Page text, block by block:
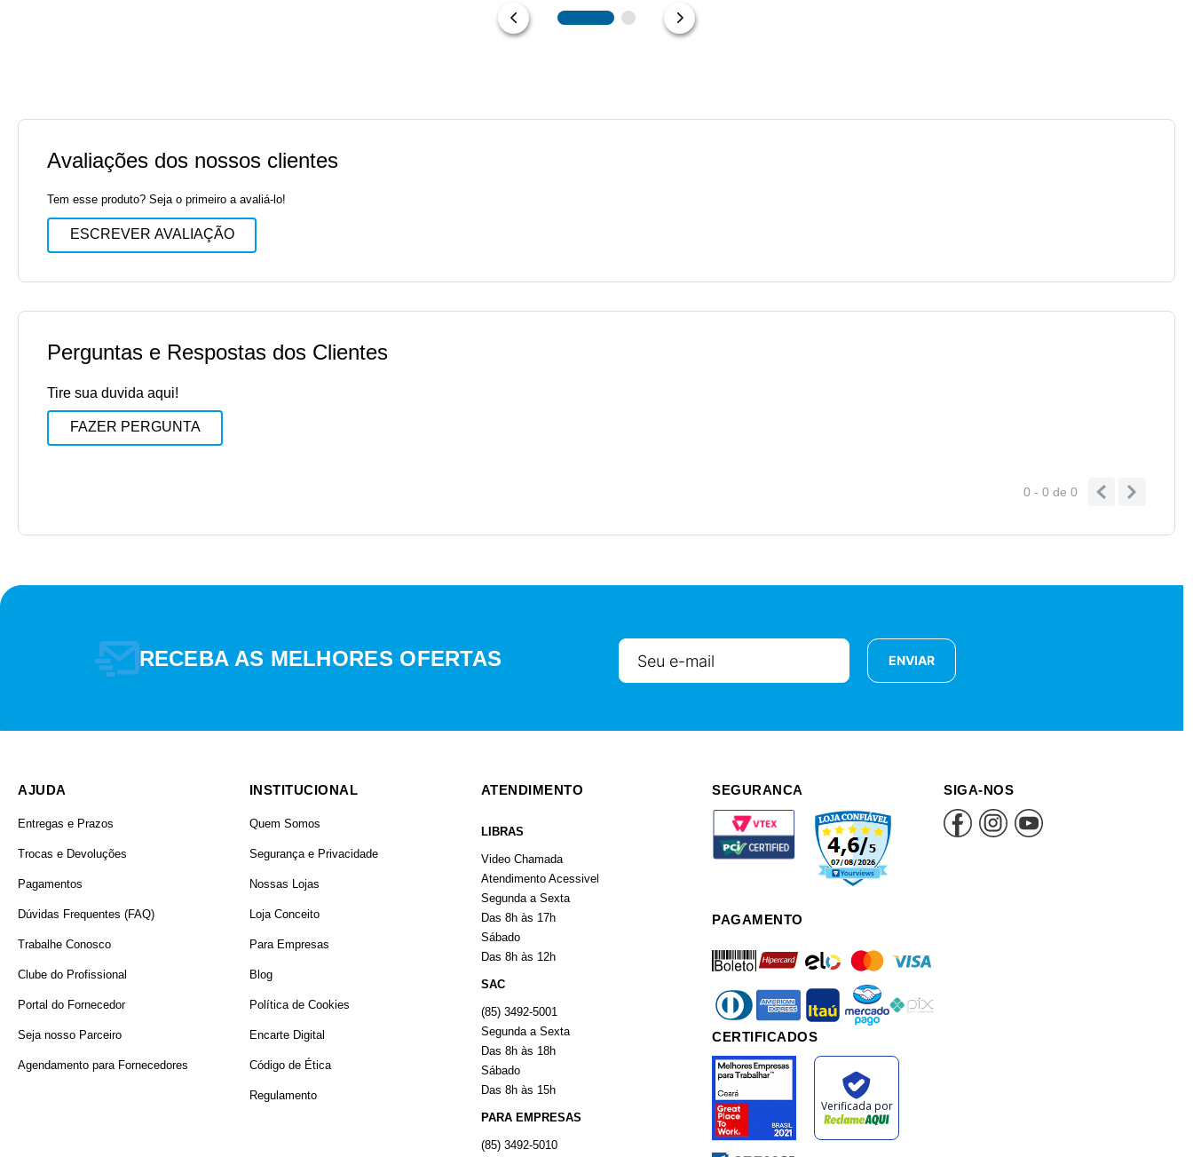
Avaliações dos nossos clientes
Tem esse produto? Seja o primeiro a avaliá-lo!
ESCREVER AVALIAÇÃO
Perguntas e Respostas dos Clientes
Tire sua duvida aqui!
FAZER PERGUNTA
0 - 0 de 0
RECEBA AS MELHORES OFERTAS ENVIAR
AJUDA
Entregas e Prazos
Trocas e Devoluções
Pagamentos
Dúvidas Frequentes (FAQ)
Trabalhe Conosco
Clube do Profissional
Portal do Fornecedor
Seja nosso Parceiro
Agendamento para Fornecedores
INSTITUCIONAL
Quem Somos
Segurança e Privacidade
Nossas Lojas
Loja Conceito
Para Empresas
Blog
Política de Cookies
Encarte Digital
Código de Ética
Regulamento
ATENDIMENTO
LIBRAS
Video Chamada
Atendimento Acessivel
Segunda a Sexta
Das 8h às 17h
Sábado
Das 8h às 12h
SAC
(85) 3492-5001
Segunda a Sexta
Das 8h às 18h
Sábado
Das 8h às 15h
PARA EMPRESAS
(85) 3492-5010
SEGURANCA
PAGAMENTO
boleto mastercard
diners american itau mercadopago
CERTIFICADOS
SIGA-NOS